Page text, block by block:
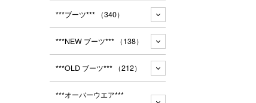
***ブーツ*** （340）
***NEW ブーツ*** （138）
***OLD ブーツ*** （212）
***オーバーウエア***